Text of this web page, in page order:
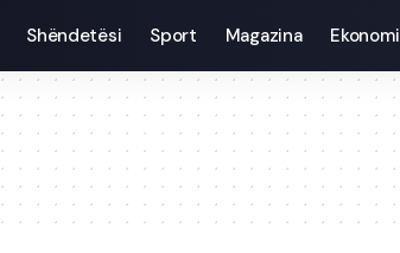
Shëndetësi Sport Magazina Ekonomi